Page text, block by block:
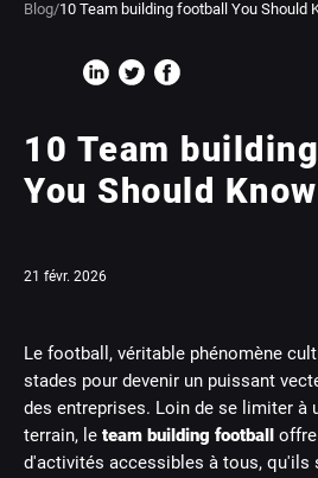
Blog/10 Team building football You Should
10 Team
You Should Know
21 févr. 2026
Le football, véritable phénomène
stades pour devenir un puissant
des entreprises. Loin de se limiter à
terrain, le team building football offre
d'activités accessibles à tous, qu'ils